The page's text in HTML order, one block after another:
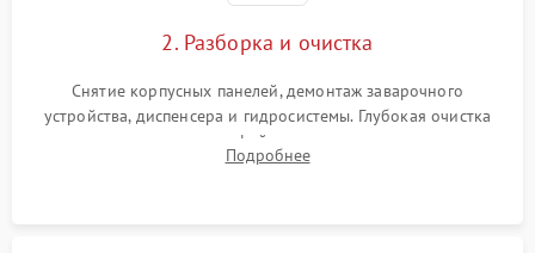
2. Разборка и очистка
Снятие корпусных панелей, демонтаж заварочного
устройства, диспенсера и гидросистемы. Глубокая очистка
внутренних узлов от кофейных масел, жмыха и накипи.
Промывка дренажных каналов и фильтров с использованием
Подробнее